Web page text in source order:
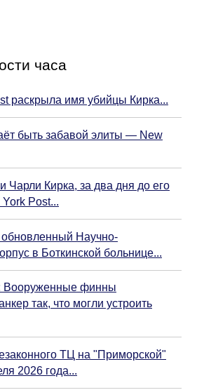
часа
раскрыла имя убийцы Кирка...
быть забавой элиты — New
Чарли Кирка, за два дня до его
Post...
Научно-
в Боткинской больнице...
Вооруженные финны
так, что могли устроить
ТЦ на "Приморской"
2026 года...